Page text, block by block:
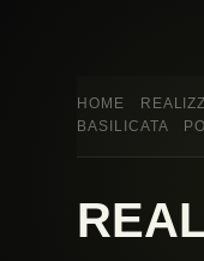
HOME
BASILICATA